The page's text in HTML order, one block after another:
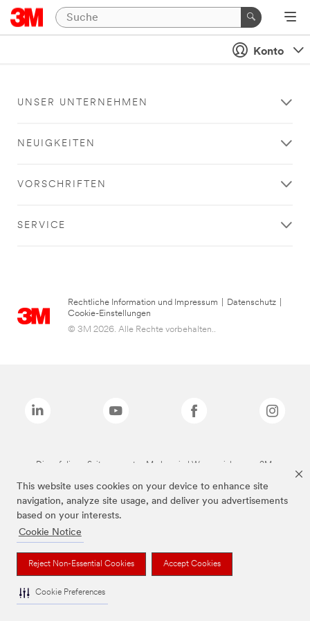
This website uses cookies on your device to enhance site
navigation, analyze site usage, and deliver you advertisements
based on your interests.
Cookie Notice
Reject Non-Essential Cookies Accept Cookies
Cookie Preferences
Konto
UNSER UNTERNEHMEN
NEUIGKEITEN
VORSCHRIFTEN
SERVICE
Rechtliche Information und Impressum Datenschutz
Cookie-Einstellungen
© 3M 2026. Alle Rechte vorbehalten..
Die auf dieser Seite genannten Marken sind Warenzeichen von 3M.